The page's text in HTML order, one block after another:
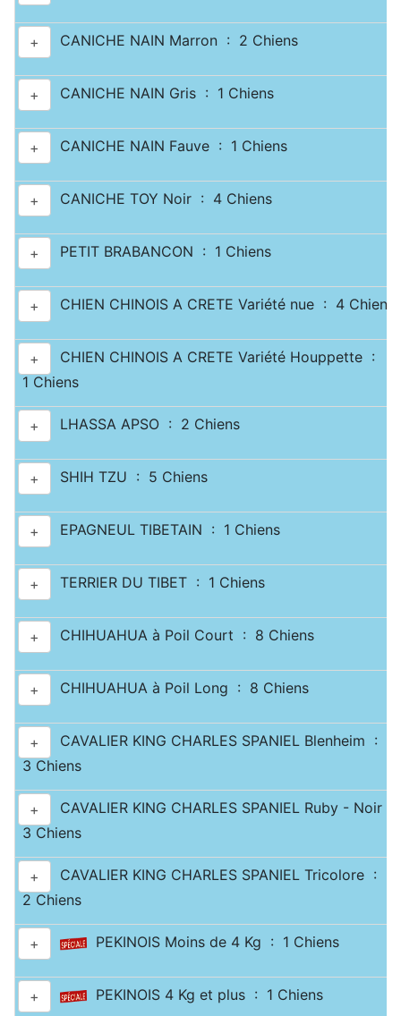
+ CANICHE NAIN Marron : 2 Chiens
+ CANICHE NAIN Gris : 1 Chiens
+ CANICHE NAIN Fauve : 1 Chiens
+ CANICHE TOY Noir : 4 Chiens
+ PETIT BRABANCON : 1 Chiens
+ CHIEN CHINOIS A CRETE Variété nue : 4 Chiens
+
CHIEN CHINOIS A CRETE Variété Houppette :
1 Chiens
+ LHASSA APSO : 2 Chiens
+ SHIH TZU : 5 Chiens
+ EPAGNEUL TIBETAIN : 1 Chiens
+ TERRIER DU TIBET : 1 Chiens
+ CHIHUAHUA à Poil Court : 8 Chiens
+ CHIHUAHUA à Poil Long : 8 Chiens
+
CAVALIER KING CHARLES SPANIEL Blenheim :
3 Chiens
+
CAVALIER KING CHARLES SPANIEL Ruby - Noir
3 Chiens
+
CAVALIER KING CHARLES SPANIEL Tricolore :
2 Chiens
+ PEKINOIS Moins de 4 Kg : 1 Chiens
+ PEKINOIS 4 Kg et plus : 1 Chiens